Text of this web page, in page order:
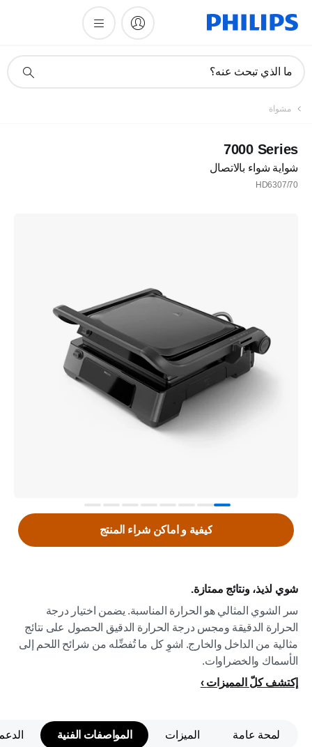
دعم
ما الذي تبحث عنه؟
مشواة
‎7000 Series
شواية شواء بالاتصال
HD6307/70
شوي لذيذ، ونتائج ممتازة.
سر الشوي المثالي هو الحرارة المناسبة. يضمن اختيار درجة
الحرارة الدقيقة ومجس درجة الحرارة الدقيق الحصول على نتائج
مثالية من الداخل والخارج. اشوِ كل ما تُفضِّله من شرائح اللحم إلى
الأسماك والخضراوات.
إكتشف كلّ المميزات
كيفية و اماكن شراء المنتج
لمحة عامة الميزات المواصفات الفنية